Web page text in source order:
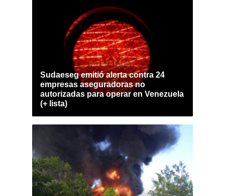
Sudaeseg emitió alerta contra 24
empresas aseguradoras no
autorizadas para operar en Venezuela
(+ lista)